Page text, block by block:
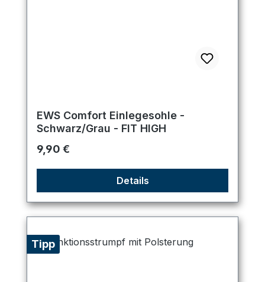
EWS Comfort Einlegesohle -
Schwarz/Grau - FIT HIGH
Regulärer Preis:
9,90 €
Details
Tipp